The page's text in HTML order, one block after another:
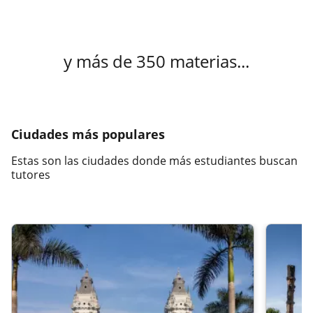
y más de 350 materias...
Ciudades más populares
Estas son las ciudades donde más estudiantes buscan
tutores